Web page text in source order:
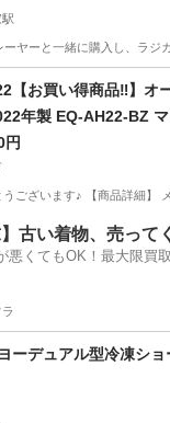
ーヤーと一緒に購入し、ラ
家駅 オーディオ
【お買い得商品‼】オ
年製 EQ-AH22-BZ
部 2枚焼き
円
うございます♪ 【商品詳細】
チン家電
】古い着物、売って
悪くてもOK！最大限買
ーデュアル型冷凍ショ